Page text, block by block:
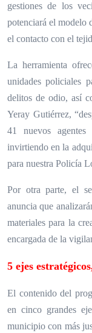
gestiones de los
potenciará el modelo
el contacto con el
La herramienta
unidades policiales
delitos de odio, así
Yeray Gutiérrez,
41 nuevos agentes
invirtiendo en la
para nuestra Policía
Por otra parte, el
anuncia que
materiales para la
encargada de la
5 ejes
El contenido del
en cinco grandes
municipio con más